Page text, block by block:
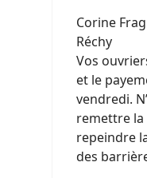
Corine
Réchy
Vos
et le
vendredi.
remettre
repeindre
des